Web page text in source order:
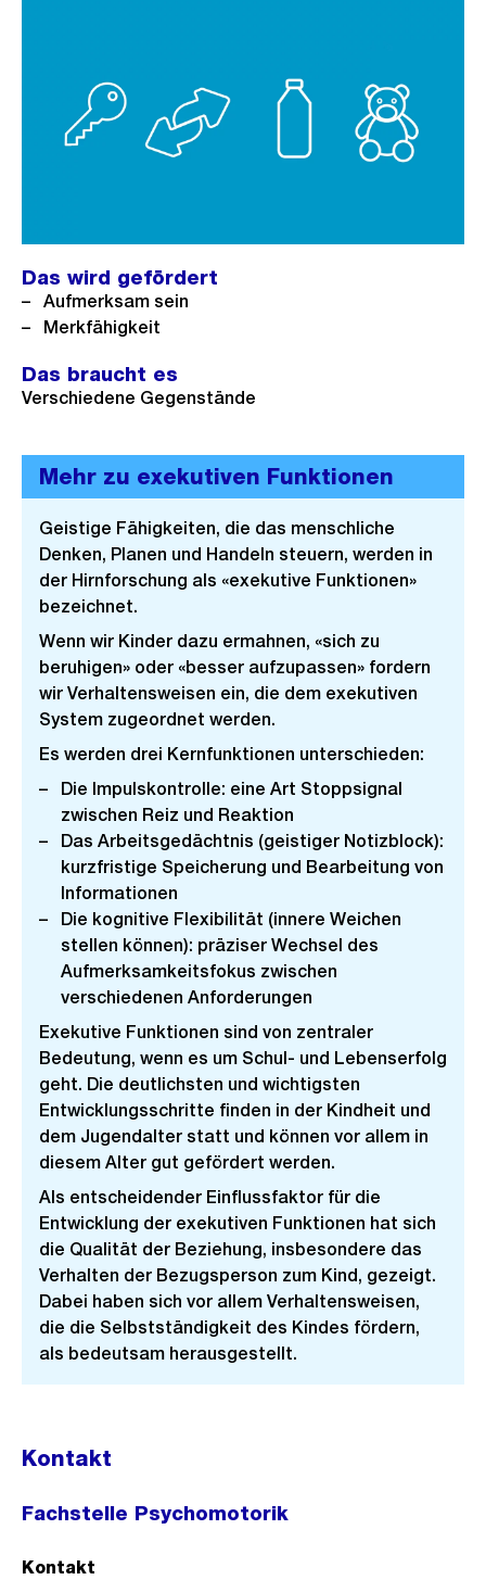
Das wird gefördert
Aufmerksam sein
Merkfähigkeit
Das braucht es
Verschiedene Gegenstände
Mehr zu exekutiven Funktionen
Geistige Fähigkeiten, die das menschliche
Denken, Planen und Handeln steuern, werden in
der Hirnforschung als «exekutive Funktionen»
bezeichnet.
Wenn wir Kinder dazu ermahnen, «sich zu
beruhigen» oder «besser aufzupassen» fordern
wir Verhaltensweisen ein, die dem exekutiven
System zugeordnet werden.
Es werden drei Kernfunktionen unterschieden:
Die Impulskontrolle: eine Art Stoppsignal
zwischen Reiz und Reaktion
Das Arbeitsgedächtnis (geistiger Notizblock):
kurzfristige Speicherung und Bearbeitung von
Informationen
Die kognitive Flexibilität (innere Weichen
stellen können): präziser Wechsel des
Aufmerksamkeitsfokus zwischen
verschiedenen Anforderungen
Exekutive Funktionen sind von zentraler
Bedeutung, wenn es um Schul- und Lebenserfolg
geht. Die deutlichsten und wichtigsten
Entwicklungsschritte finden in der Kindheit und
dem Jugendalter statt und können vor allem in
diesem Alter gut gefördert werden.
Als entscheidender Einflussfaktor für die
Entwicklung der exekutiven Funktionen hat sich
die Qualität der Beziehung, insbesondere das
Verhalten der Bezugsperson zum Kind, gezeigt.
Dabei haben sich vor allem Verhaltensweisen,
die die Selbstständigkeit des Kindes fördern,
als bedeutsam herausgestellt.
Kontakt
Fachstelle Psychomotorik
Kontakt